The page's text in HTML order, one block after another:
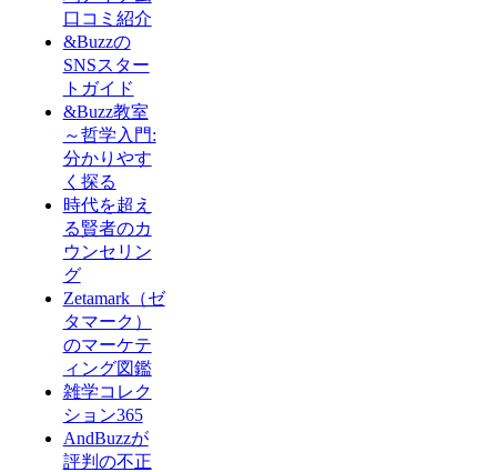
口コミ紹介
&Buzzの
SNSスター
トガイド
&Buzz教室
～哲学入門:
分かりやす
く探る
時代を超え
る賢者のカ
ウンセリン
グ
Zetamark（ゼ
タマーク）
のマーケテ
ィング図鑑
雑学コレク
ション365
AndBuzzが
評判の不正